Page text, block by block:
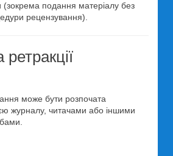
(зокрема подання матеріалу без
рецензування).
може бути розпочата
журналу, читачами або іншими